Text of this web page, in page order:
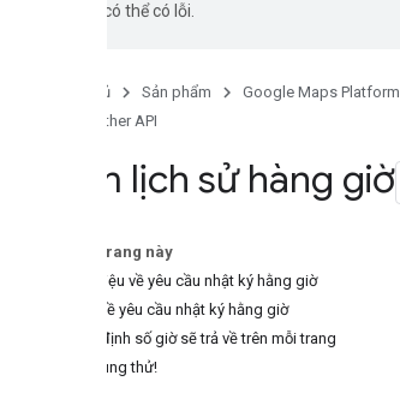
bằng AI có thể có lỗi.
Trang chủ Sản phẩm Google Maps Platform
Weather API
Xem lịch sử hàng giờ
Trên trang này
Giới thiệu về yêu cầu nhật ký hằng giờ
Ví dụ về yêu cầu nhật ký hằng giờ
Chỉ định số giờ sẽ trả về trên mỗi trang
Hãy dùng thử!